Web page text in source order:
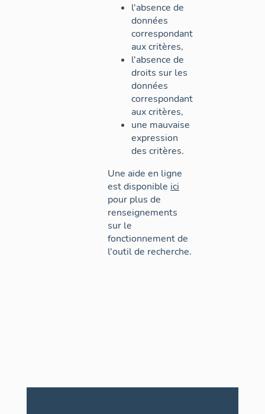
l'absence de
données
correspondant
aux critères,
l'absence de
droits sur les
données
correspondant
aux critères,
une mauvaise
expression
des critères.
Une aide en ligne
est disponible ici
pour plus de
renseignements
sur le
fonctionnement de
l'outil de recherche.